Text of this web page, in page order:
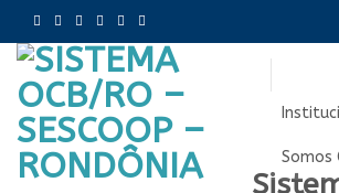
to
content
Somos